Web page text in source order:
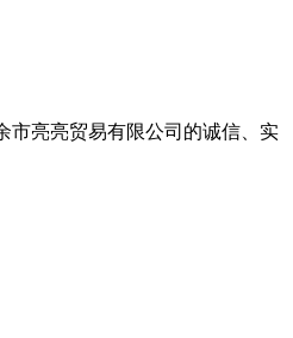
市亮亮贸易有限公司的诚信、实